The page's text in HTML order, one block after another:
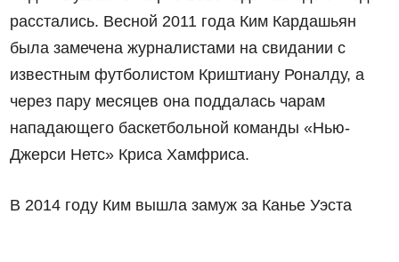
расстались. Весной 2011 года Ким Кардашьян
была замечена журналистами на свидании с
известным футболистом Криштиану Роналду, а
через пару месяцев она поддалась чарам
нападающего баскетбольной команды «Нью-
Джерси Нетс» Криса Хамфриса.
В 2014 году Ким вышла замуж за Канье Уэста